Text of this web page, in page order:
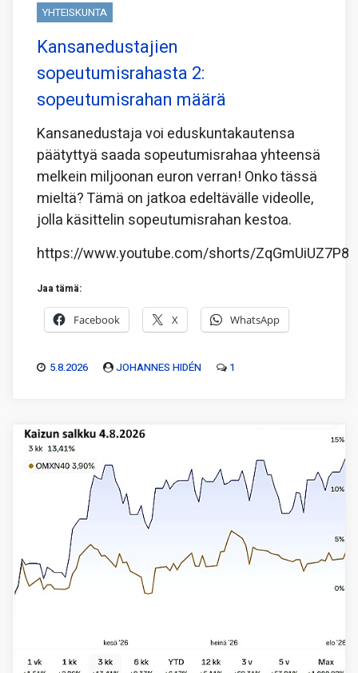
YHTEISKUNTA
Kansanedustajien
sopeutumisrahasta 2:
sopeutumisrahan määrä
Kansanedustaja voi eduskuntakautensa
päätyttyä saada sopeutumisrahaa yhteensä
melkein miljoonan euron verran! Onko tässä
mieltä? Tämä on jatkoa edeltävälle videolle,
jolla käsittelin sopeutumisrahan kestoa.
https://www.youtube.com/shorts/ZqGmUiUZ7P8
Jaa tämä:
Facebook X WhatsApp
5.8.2026 JOHANNES HIDÉN 1